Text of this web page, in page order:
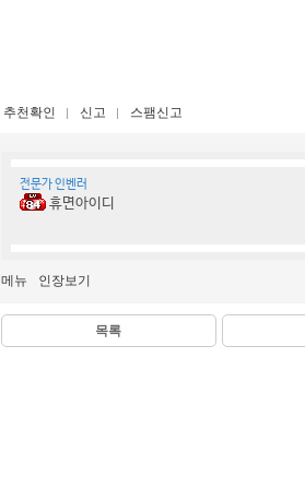
추천확인 신고 스팸신고
전문가 인벤러
휴면아이디
메뉴 인장보기
목록